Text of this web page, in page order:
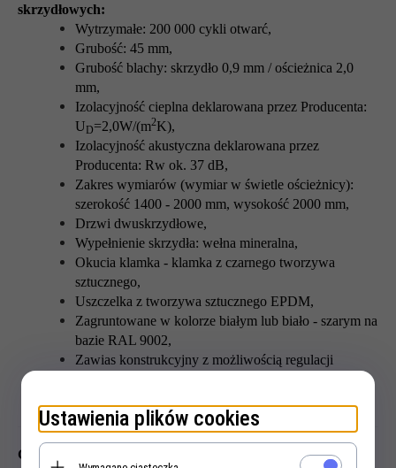
skrzydłowych:
Wytrzymałe: 200 000 cykli otwarć,
Grubość: 45 mm,
Grubość blachy: skrzydło 0,9 mm / ościeżnica 2,0
mm,
Izolacyjność cieplna deklarowana przez Producenta:
UD=2,0W/(m2K),
Izolacyjność akustyczna deklarowana przez
Producenta: Rw ok. 37 dB,
Zakres wymiarów (wymiar w świetle ościeżnicy):
szerokość 1400 - 2000 mm, wysokość 2000 mm,
Drzwi dwuskrzydłowe,
Wypełnienie skrzydła: wełna mineralna,
Okucia klamka - klamka z czarnego tworzywa
sztucznego,
Uszczelka z tworzywa sztucznego EPDM,
Zagruntowane w kolorze białym lub biało - szarym na
bazie RAL 9002,
Zawias konstrukcyjny z możliwością regulacji
Główne elementy budowy drzwi wielofunkcyjnych MZ, 2-
Ustawienia plików cookies